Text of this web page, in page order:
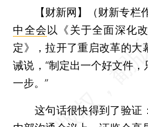
【财新网】（财新专栏
中全会 以《关于全面深化
定》，拉开了重启改革的大
诫说，“制定出一个好文件
一步。”
这句话很快得到了验证